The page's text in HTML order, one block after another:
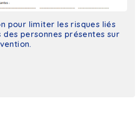
pour limiter les risques liés
personnes présentes sur